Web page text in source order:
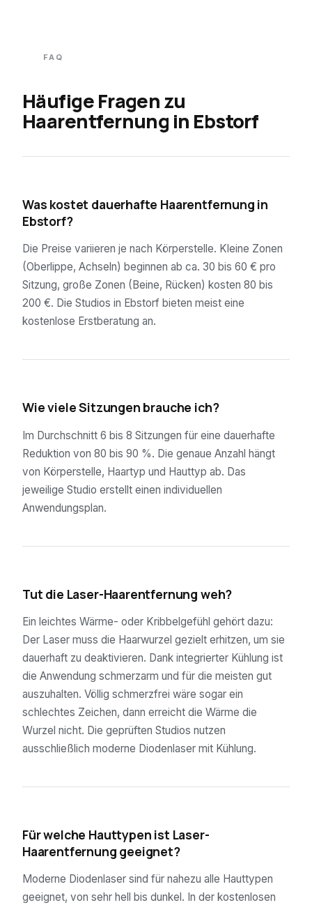
FAQ
Häufige Fragen zu
Haarentfernung in Ebstorf
Was kostet dauerhafte Haarentfernung in
Ebstorf?
Die Preise variieren je nach Körperstelle. Kleine Zonen
(Oberlippe, Achseln) beginnen ab ca. 30 bis 60 € pro
Sitzung, große Zonen (Beine, Rücken) kosten 80 bis
200 €. Die Studios in Ebstorf bieten meist eine
kostenlose Erstberatung an.
Wie viele Sitzungen brauche ich?
Im Durchschnitt 6 bis 8 Sitzungen für eine dauerhafte
Reduktion von 80 bis 90 %. Die genaue Anzahl hängt
von Körperstelle, Haartyp und Hauttyp ab. Das
jeweilige Studio erstellt einen individuellen
Anwendungsplan.
Tut die Laser-Haarentfernung weh?
Ein leichtes Wärme- oder Kribbelgefühl gehört dazu:
Der Laser muss die Haarwurzel gezielt erhitzen, um sie
dauerhaft zu deaktivieren. Dank integrierter Kühlung ist
die Anwendung schmerzarm und für die meisten gut
auszuhalten. Völlig schmerzfrei wäre sogar ein
schlechtes Zeichen, dann erreicht die Wärme die
Wurzel nicht. Die geprüften Studios nutzen
ausschließlich moderne Diodenlaser mit Kühlung.
Für welche Hauttypen ist Laser-
Haarentfernung geeignet?
Moderne Diodenlaser sind für nahezu alle Hauttypen
geeignet, von sehr hell bis dunkel. In der kostenlosen